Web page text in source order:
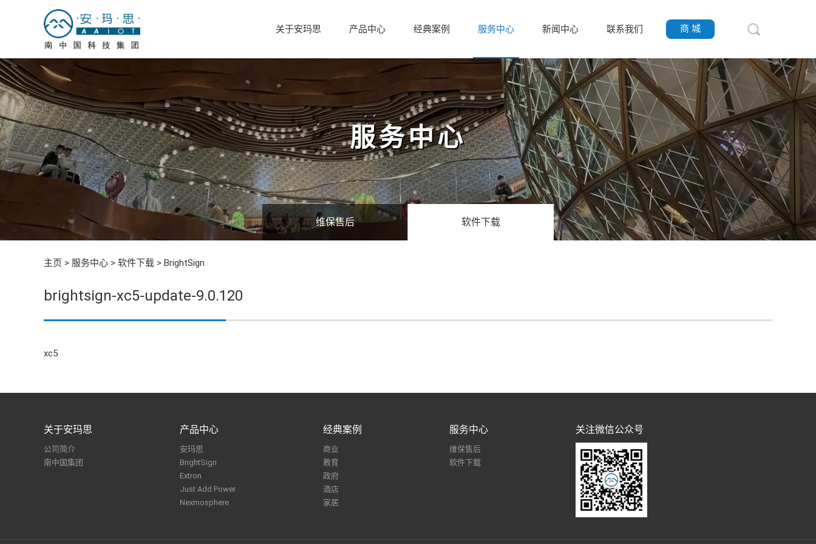
关于安玛思 产品中心 经典案例 服务中心 新闻中心 联系我们 商 城
服务中心
维保售后 软件下载
主页 > 服务中心 > 软件下载 > BrightSign
brightsign-xc5-update-9.0.120
xc5
关于安玛思
公司简介
南中国集团
产品中心
安玛思
BrightSign
Extron
Just Add Power
Nexmosphere
经典案例
商业
教育
政府
酒店
家居
服务中心
维保售后
软件下载
关注微信公众号